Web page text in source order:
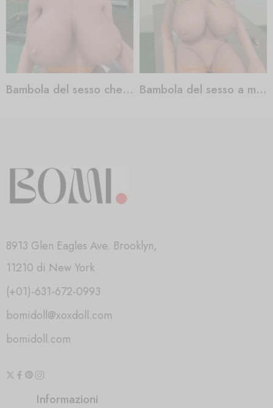
Bambola del sesso che scopa Bambola del sesso a metà corpo
8913 Glen Eagles Ave. Brooklyn,
11210 di New York
(+01)-631-672-0993
bomidoll@xoxdoll.com
bomidoll.com
Informazioni